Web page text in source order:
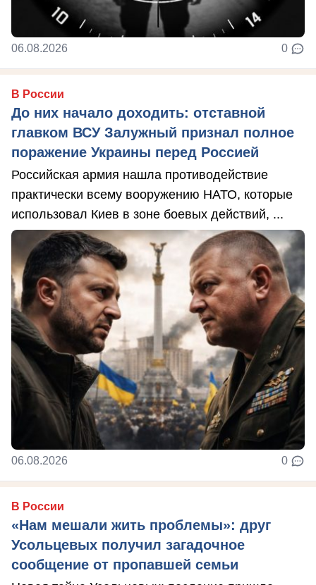
06.08.2026 0
В России
До них начало доходить: отставной
главком ВСУ Залужный признал полное
поражение Украины перед Россией
Российская армия нашла противодействие
практически всему вооружению НАТО, которые
использовал Киев в зоне боевых действий, ...
06.08.2026 0
В России
«Нам мешали жить проблемы»: друг
Усольцевых получил загадочное
сообщение от пропавшей семьи